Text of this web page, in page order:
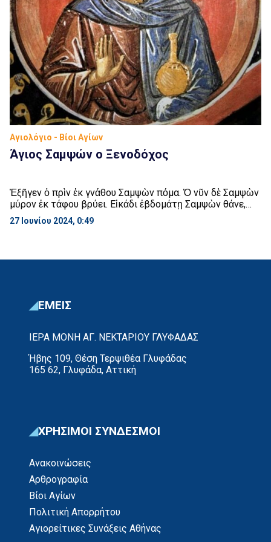
Αγιολόγιο - Βίοι Αγίων
Άγιος Σαμψών ο Ξενοδόχος
Ἐξῆγεν ὁ πρὶν ἐκ γνάθου Σαμψὼν πόμα. Ὁ νῦν δὲ Σαμψὼν
μύρον ἐκ τάφου βρύει. Εἰκάδι ἑβδομάτῃ Σαμψὼν θάνε,
βλῦσέ τε μύρα. Στις 27 Ιουνίου εορτάζει ο Άγιος Σαμψών.
Γεννήθηκε στη Ρώμη από πλουσίους αλλά ευσεβείς και
ηλικία να ζήσει […]
27 Ιουνίου 2024, 0:49
ΕΜΕΙΣ
ΙΕΡΑ ΜΟΝΗ ΑΓ. ΝΕΚΤΑΡΙΟΥ ΓΛΥΦΑΔΑΣ
Ήβης 109, Θέση Τερψιθέα Γλυφάδας
165 62, Γλυφάδα, Αττική
ΧΡΗΣΙΜΟΙ ΣΥΝΔΕΣΜΟΙ
Ανακοινώσεις
Αρθρογραφία
Βίοι Αγίων
Πολιτική Απορρήτου
Αγιορείτικες Συνάξεις Αθήνας